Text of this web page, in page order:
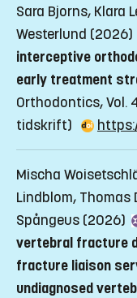
Sara Bjorns, Klara
Westerlund (2026)
interceptive
early treatment
Orthodontics, Vol.
tidskrift)
Mischa
Lindblom, Thomas
Spångeus (2026)
vertebral fracture
fracture liaison
undiagnosed